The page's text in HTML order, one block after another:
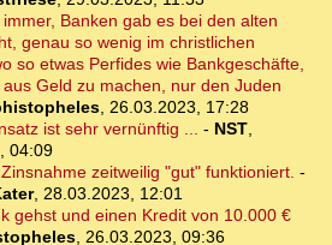
Banken gab es bei den alten
genau so wenig im christlichen
so etwas Perfides wie Bankgeschäfte,
Geld zu machen, nur den Juden
, 26.03.2023, 17:28
ist sehr vernünftig ... - NST,
04:09
zeitweilig "gut" funktioniert. -
, 28.03.2023, 12:01
gehst und einen Kredit von 10.000 €
, 26.03.2023, 09:36